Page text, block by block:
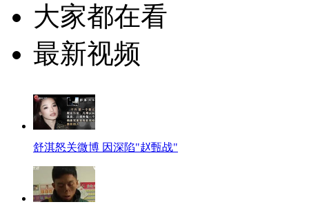
大家都在看
最新视频
舒淇怒关微博 因深陷"赵甄战"